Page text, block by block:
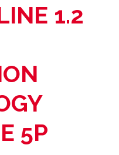
1.2
5P